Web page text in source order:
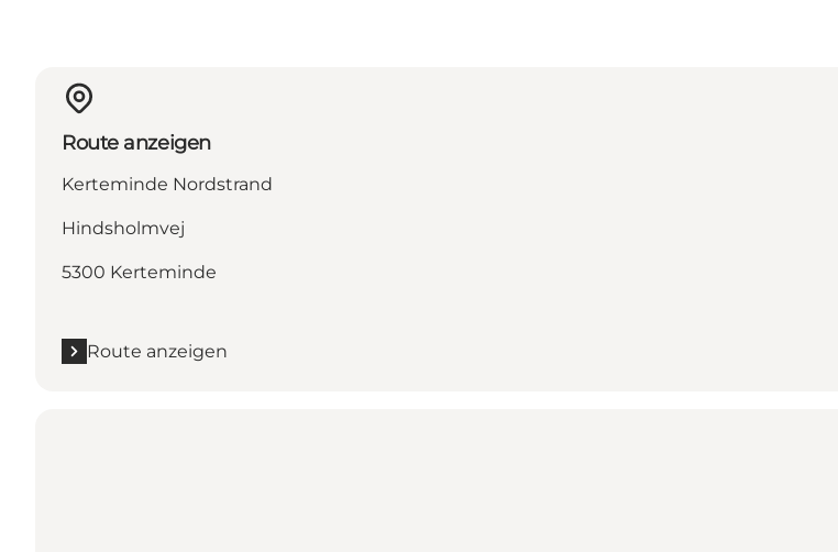
Route anzeigen
Kerteminde Nordstrand
Hindsholmvej
5300 Kerteminde
Route anzeigen